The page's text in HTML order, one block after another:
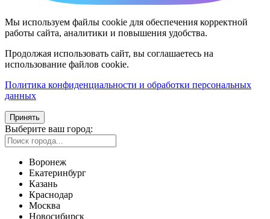
Мы используем файлы cookie для обеспечения корректной
работы сайта, аналитики и повышения удобства.
Продолжая использовать сайт, вы соглашаетесь на
использование файлов cookie.
Политика конфиденциальности и обработки персональных
данных
Принять
Выберите ваш город:
Воронеж
Екатеринбург
Казань
Краснодар
Москва
Новосибирск